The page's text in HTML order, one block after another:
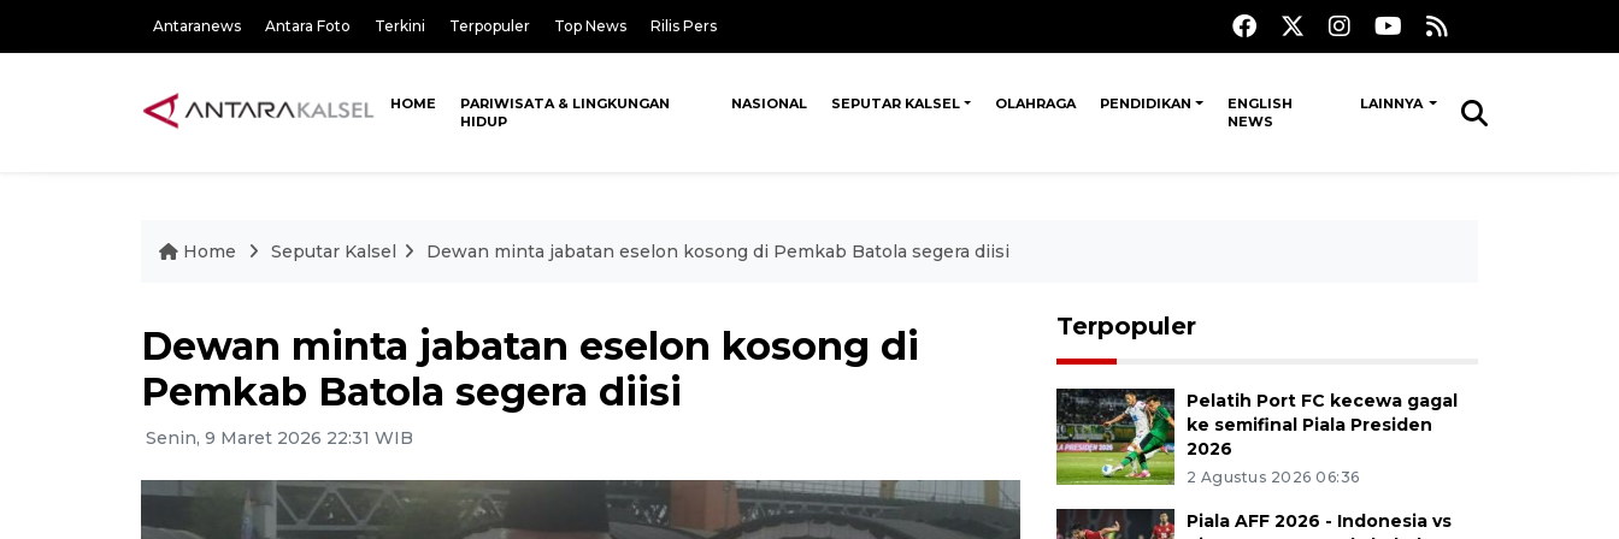
Antaranews Antara Foto Terkini Terpopuler Top News Rilis Pers
HOME
PARIWISATA & LINGKUNGAN
HIDUP
NASIONAL SEPUTAR KALSEL OLAHRAGA PENDIDIKAN
ENGLISH
NEWS
LAINNYA
Home Seputar Kalsel Dewan minta jabatan eselon kosong di Pemkab Batola segera diisi
Dewan minta jabatan eselon kosong di
Pemkab Batola segera diisi
Senin, 9 Maret 2026 22:31 WIB
Terpopuler
Pelatih Port FC kecewa gagal
ke semifinal Piala Presiden
2026
2 Agustus 2026 06:36
Piala AFF 2026 - Indonesia vs